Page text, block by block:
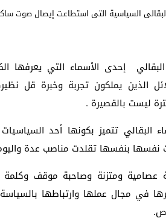
البقالي إحدى الأسماء التي
الذين يملكون تجربة وخبرة قل
ليست بالقصيرة .
البقالي تتميز بكونها أحد
نفسها بنفسها تقلدت مناصب عدة
عصامية ومتزنة وصاحبة موقف
في مجال عملها وارتباطها